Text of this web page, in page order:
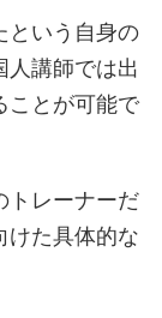
という自身の
人講師では出
ことが可能で
トレーナーだ
けた具体的な